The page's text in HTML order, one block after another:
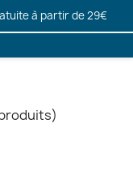
à partir de 29€